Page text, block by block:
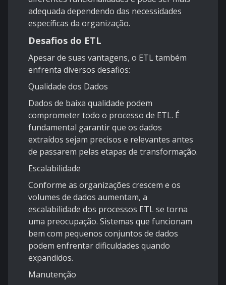
adequada dependendo das necessidades
específicas da organização.
Desafios do ETL
Apesar de suas vantagens, o ETL também
enfrenta diversos desafios:
Qualidade dos Dados
Dados de baixa qualidade podem
comprometer todo o processo de ETL. É
fundamental garantir que os dados
extraídos sejam precisos e relevantes antes
de passarem pelas etapas de transformação.
Escalabilidade
Conforme as organizações crescem e os
volumes de dados aumentam, a
escalabilidade dos processos ETL se torna
uma preocupação. Sistemas que funcionam
bem com pequenos conjuntos de dados
podem enfrentar dificuldades quando
expandidos.
Manutenção